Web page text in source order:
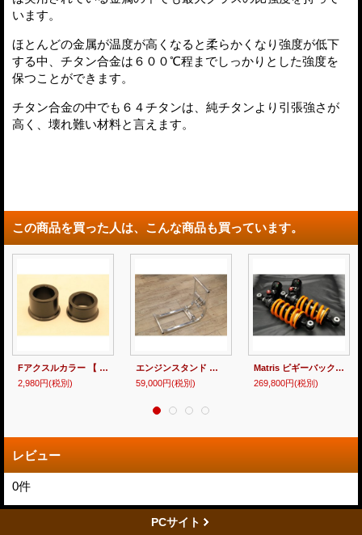
います。
ほとんどの金属が温度が高くなると柔らかくなり強度が低下
する中、チタン合金は６００℃程までしっかりとした強度を
保つことができます。
チタン合金の中でも６４チタンは、純チタンより引張強さが
高く、壊れ難い材料と言えます。
この商品を買った人は、こんな商品も買っています。
Fアクスルカラー 【 MC18・21・28 】
2,980円(税別)
エンジンスタンド 【 MC18・21・28 】
59,000円(税別)
Matris ピギーバックタイプスペシャルサスペンション MC18・21・28
269,800円(税別)
レビュー
0件
PCサイト